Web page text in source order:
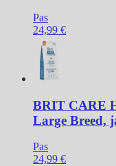
Pas
24,99 €
BRIT CARE
Large Breed,
Pas
24,99 €